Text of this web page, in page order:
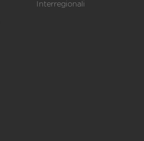
Interregionali